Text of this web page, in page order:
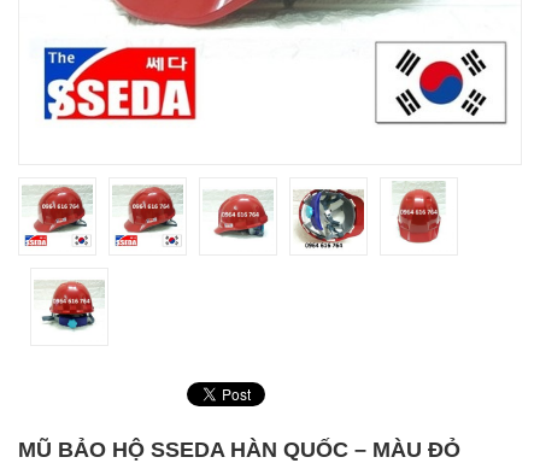
MŨ BẢO HỘ SSEDA HÀN QUỐC – MÀU ĐỎ